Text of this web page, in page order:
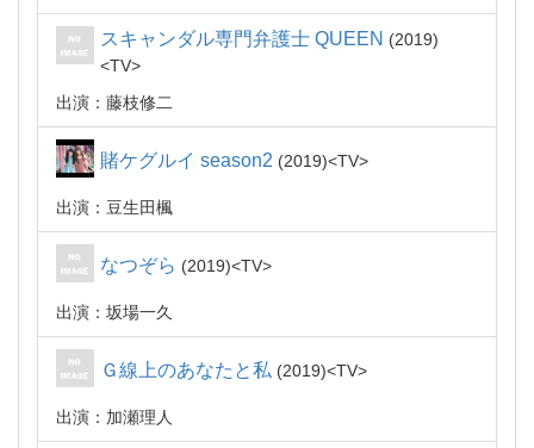
スキャンダル専門弁護士 QUEEN
2019
TV
出演：藤枝修二
賭ケグルイ season2 2019 TV
出演：豆生田楓
なつぞら 2019 TV
出演：坂場一久
Ｇ線上のあなたと私 2019 TV
出演：加瀬理人